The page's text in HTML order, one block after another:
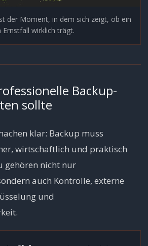
der Moment, in dem sich zeigt, ob ein
wirklich trägt.
Backup-
sollte
klar: Backup muss
wirtschaftlich und praktisch
gehören nicht nur
auch Kontrolle, externe
und